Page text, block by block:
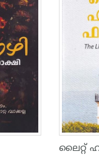
ലൈറ്റ്